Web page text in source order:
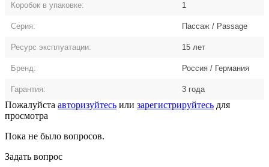
Коробок в упаковке: 1
Серия: Пассаж / Passage
Ресурс эксплуатации: 15 лет
Бренд: Россия / Германия
Гарантия: 3 года
Пожалуйста авторизуйтесь или зарегистрируйтесь для
просмотра
Пока не было вопросов.
Задать вопрос